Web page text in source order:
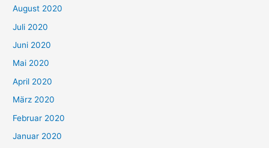
August 2020
Juli 2020
Juni 2020
Mai 2020
April 2020
März 2020
Februar 2020
Januar 2020